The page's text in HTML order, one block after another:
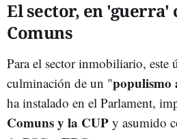
El sector, en 'guerra'
Comuns
Para el sector inmobiliario,
culminación de un "populismo
ha instalado en el Parlament,
Comuns y la CUP y asumido